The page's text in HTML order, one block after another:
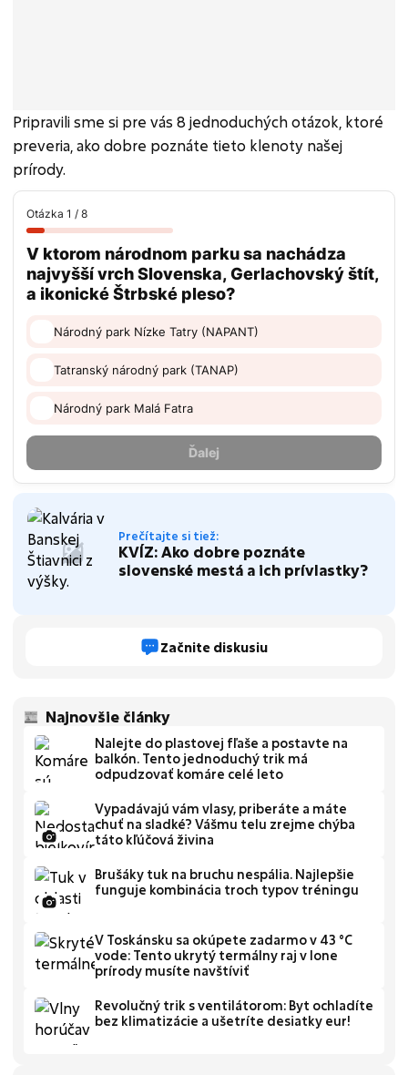
Pripravili sme si pre vás 8 jednoduchých otázok, ktoré
preveria, ako dobre poznáte tieto klenoty našej
prírody.
Prečítajte si tiež:
KVÍZ: Ako dobre poznáte
slovenské mestá a ich prívlastky?
Začnite diskusiu
Najnovšie články
Nalejte do plastovej fľaše a postavte na
balkón. Tento jednoduchý trik má
odpudzovať komáre celé leto
Vypadávajú vám vlasy, priberáte a máte
chuť na sladké? Vášmu telu zrejme chýba
táto kľúčová živina
Brušáky tuk na bruchu nespália. Najlepšie
funguje kombinácia troch typov tréningu
V Toskánsku sa okúpete zadarmo v 43 °C
vode: Tento ukrytý termálny raj v lone
prírody musíte navštíviť
Revolučný trik s ventilátorom: Byt ochladíte
bez klimatizácie a ušetríte desiatky eur!